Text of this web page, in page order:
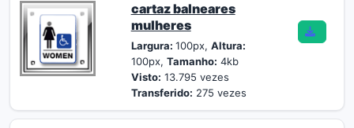
cartaz balneares
mulheres
Largura: 100px, Altura:
100px, Tamanho: 4kb
Visto: 13.795 vezes
Transferido: 275 vezes